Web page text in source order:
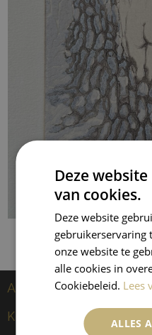
Artiesten
Kees van Dongen
Deze
van cookies.
Deze website
gebruikerservaring
onze website te
alle cookies in
Cookiebeleid. Lees
ALLES